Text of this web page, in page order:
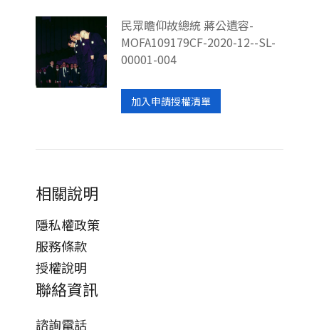
民眾瞻仰故總統 蔣公遺容-
MOFA109179CF-2020-12--SL-
00001-004
加入申請授權清單
相關說明
隱私權政策
服務條款
授權說明
聯絡資訊
諮詢電話